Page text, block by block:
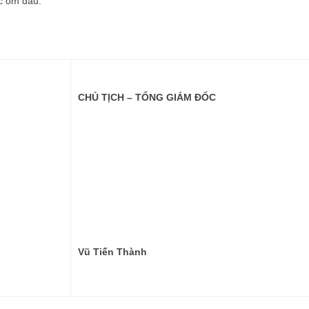
CHỦ TỊCH – TỔNG GIÁM ĐỐC
Vũ Tiến Thành